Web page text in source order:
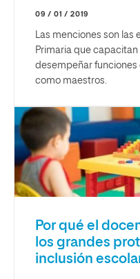
09 / 01 / 2019
Las menciones son
Primaria que
desempeñar funciones
como maestros.
Por qué el
los grandes
inclusión